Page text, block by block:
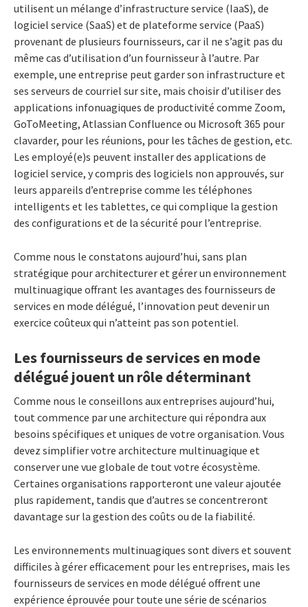
utilisent un mélange d’infrastructure service (IaaS), de
logiciel service (SaaS) et de plateforme service (PaaS)
provenant de plusieurs fournisseurs, car il ne s’agit pas du
même cas d’utilisation d’un fournisseur à l’autre. Par
exemple, une entreprise peut garder son infrastructure et
ses serveurs de courriel sur site, mais choisir d’utiliser des
applications infonuagiques de productivité comme Zoom,
GoToMeeting, Atlassian Confluence ou Microsoft 365 pour
clavarder, pour les réunions, pour les tâches de gestion, etc.
Les employé(e)s peuvent installer des applications de
logiciel service, y compris des logiciels non approuvés, sur
leurs appareils d’entreprise comme les téléphones
intelligents et les tablettes, ce qui complique la gestion
des configurations et de la sécurité pour l’entreprise.
Comme nous le constatons aujourd’hui, sans plan
stratégique pour architecturer et gérer un environnement
multinuagique offrant les avantages des fournisseurs de
services en mode délégué, l’innovation peut devenir un
exercice coûteux qui n’atteint pas son potentiel.
Les fournisseurs de services en mode
délégué jouent un rôle déterminant
Comme nous le conseillons aux entreprises aujourd’hui,
tout commence par une architecture qui répondra aux
besoins spécifiques et uniques de votre organisation. Vous
devez simplifier votre architecture multinuagique et
conserver une vue globale de tout votre écosystème.
Certaines organisations rapporteront une valeur ajoutée
plus rapidement, tandis que d’autres se concentreront
davantage sur la gestion des coûts ou de la fiabilité.
Les environnements multinuagiques sont divers et souvent
difficiles à gérer efficacement pour les entreprises, mais les
fournisseurs de services en mode délégué offrent une
expérience éprouvée pour toute une série de scénarios